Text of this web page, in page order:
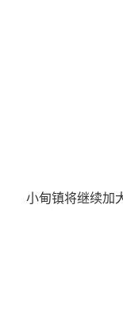
小甸镇将继续加